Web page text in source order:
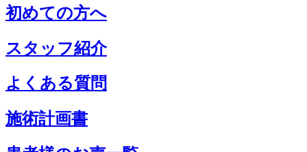
初めての方へ
スタッフ紹介
よくある質問
施術計画書